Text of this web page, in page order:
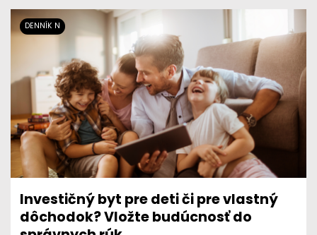
DENNÍK N
Investičný byt pre deti či pre vlastný
dôchodok? Vložte budúcnosť do